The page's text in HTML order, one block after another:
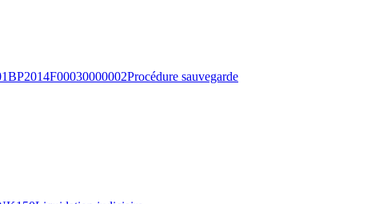
Procédure sauvegarde